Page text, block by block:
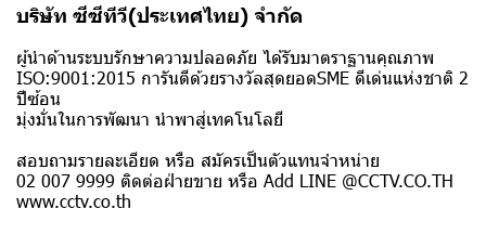
บริษัท ซีซีทีวี(ประเทศไทย) จำกัด
ผู้นำด้านระบบรักษาความปลอดภัย ได้รับมาตราฐานคุณภาพ
ISO:9001:2015 การันตีด้วยรางวัลสุดยอดSME ดีเด่นแห่งชาติ 2
ปีซ้อน
มุ่งมั่นในการพัฒนา นำพาสู่เทคโนโลยี
สอบถามรายละเอียด หรือ สมัครเป็นตัวแทนจำหน่าย
02 007 9999 ติดต่อฝ่ายขาย หรือ Add LINE @CCTV.CO.TH
www.cctv.co.th